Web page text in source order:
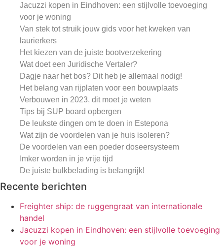
Jacuzzi kopen in Eindhoven: een stijlvolle toevoeging
voor je woning
Van stek tot struik jouw gids voor het kweken van
laurierkers
Het kiezen van de juiste bootverzekering
Wat doet een Juridische Vertaler?
Dagje naar het bos? Dit heb je allemaal nodig!
Het belang van rijplaten voor een bouwplaats
Verbouwen in 2023, dit moet je weten
Tips bij SUP board opbergen
De leukste dingen om te doen in Estepona
Wat zijn de voordelen van je huis isoleren?
De voordelen van een poeder doseersysteem
Imker worden in je vrije tijd
De juiste bulkbelading is belangrijk!
Recente berichten
Freighter ship: de ruggengraat van internationale
handel
Jacuzzi kopen in Eindhoven: een stijlvolle toevoeging
voor je woning